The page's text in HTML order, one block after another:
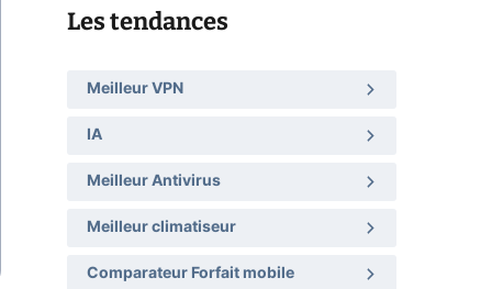
Les tendances
Meilleur VPN
IA
Meilleur Antivirus
Meilleur climatiseur
Comparateur Forfait mobile